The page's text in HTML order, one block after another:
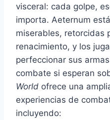
visceral: cada golpe,
importa. Aeternum
miserables, retorcidas
renacimiento, y los
perfeccionar sus
combate si esperan
World ofrece una
experiencias de
incluyendo: